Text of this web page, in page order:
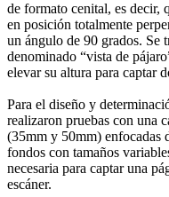
de formato cenital, es decir,
en posición totalmente
un ángulo de 90 grados. Se
denominado “vista de
elevar su altura para captar
Para el diseño y
realizaron pruebas con una
(35mm y 50mm) enfocadas
fondos con tamaños
necesaria para captar una
escáner.